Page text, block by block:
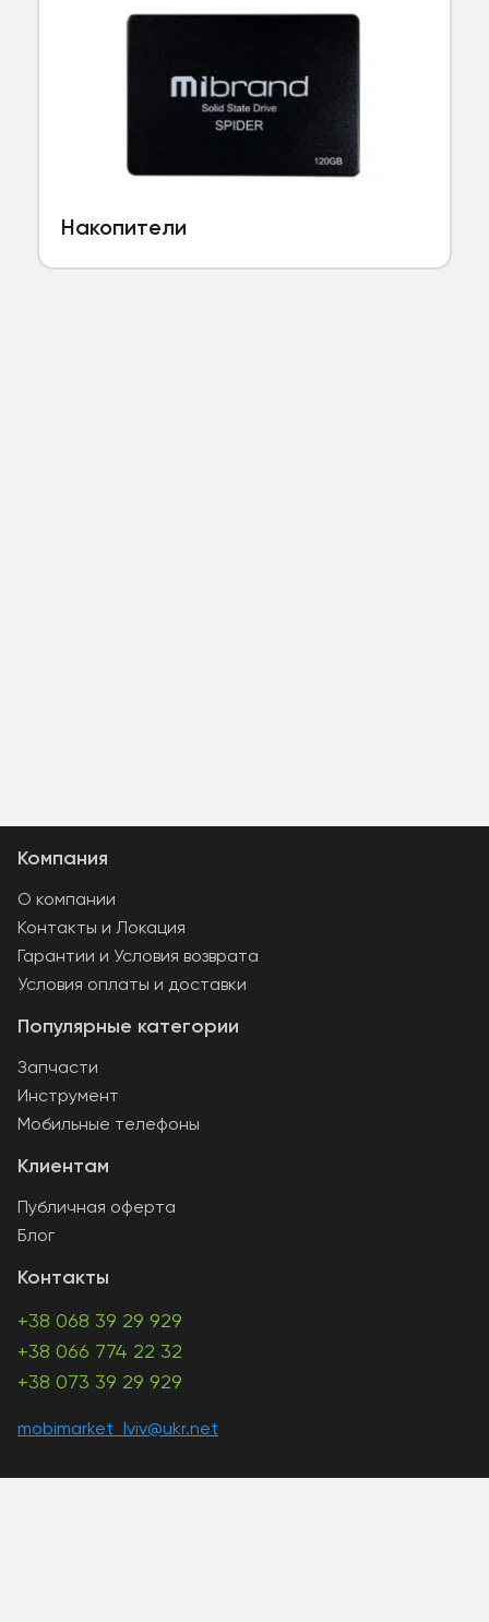
Накопители
Контакты
+38 068 39 29 929
+38 066 774 22 32
+38 073 39 29 929
mobimarket_lviv@ukr.net
Клиентам
Публичная оферта
Блог
Популярные категории
Запчасти
Инструмент
Мобильные телефоны
Компания
О компании
Контакты и Локация
Гарантии и Условия возврата
Условия оплаты и доставки